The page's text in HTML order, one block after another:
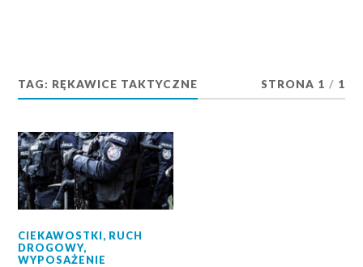
TAG: RĘKAWICE TAKTYCZNE STRONA 1 / 1
CIEKAWOSTKI, RUCH
DROGOWY,
WYPOSAŻENIE